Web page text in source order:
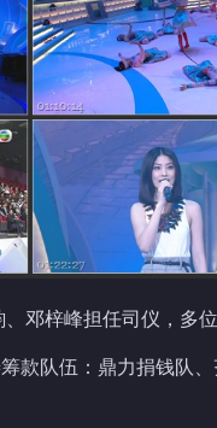
邓梓峰担任司仪，多
款队伍：鼎力捐钱队